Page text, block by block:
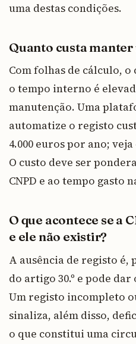
uma destas condições.
Quanto custa
Com folhas de cálculo,
o tempo interno é
manutenção. Uma
automatize o registo
4.000 euros por ano; veja
O custo deve ser
CNPD e ao tempo gasto
O que acontece se a
e ele não existir?
A ausência de registo é,
do artigo 30.º e pode
Um registo incompleto
sinaliza, além disso,
o que constitui uma